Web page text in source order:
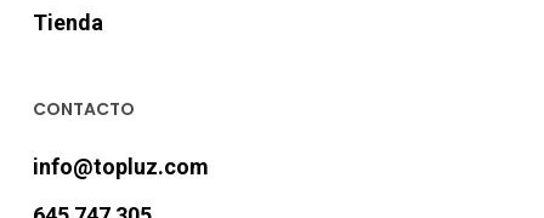
Tienda
CONTACTO
info@topluz.com